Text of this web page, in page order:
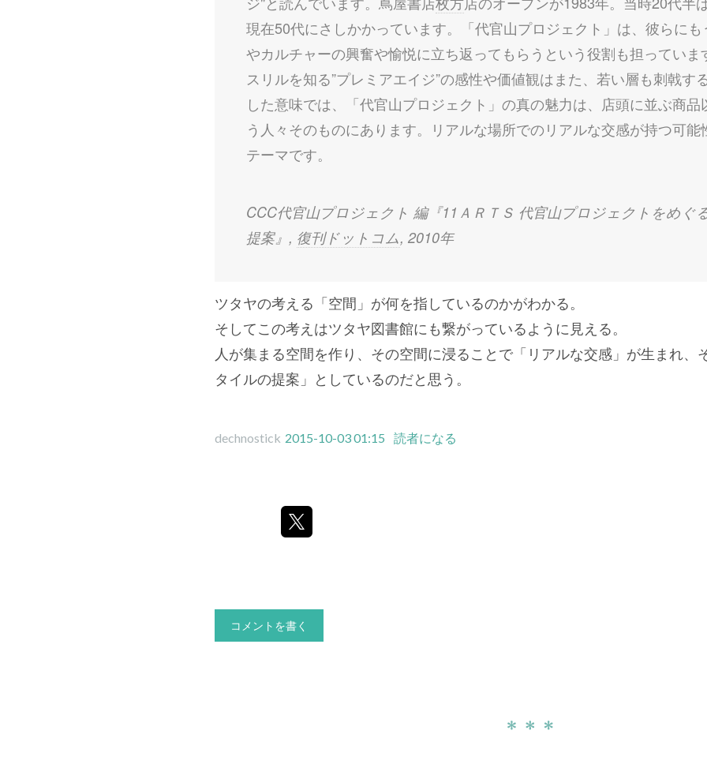
現在50代にさしかかっています。「代官山プロジェクト」は、彼らにも
やカルチャーの興奮や愉悦に立ち返ってもらうという役割も担っていま
スリルを知る”プレミアエイジ”の感性や価値観はまた、若い層も刺戟す
した意味では、「代官山プロジェクト」の真の魅力は、店頭に並ぶ商品
う人々そのものにあります。リアルな場所でのリアルな交感が持つ可能
テーマです。
CCC代官山プロジェクト 編『11ＡＲＴＳ 代官山プロジェクトをめぐ
提案』, 復刊ドットコム, 2010年
ツタヤの考える「空間」が何を指しているのかがわかる。
そしてこの考えはツタヤ図書館にも繋がっているように見える。
人が集まる空間を作り、その空間に浸ることで「リアルな交感」が生まれ、
タイルの提案」としているのだと思う。
dechnostick 2015-10-03 01:15 読者になる
コメントを書く